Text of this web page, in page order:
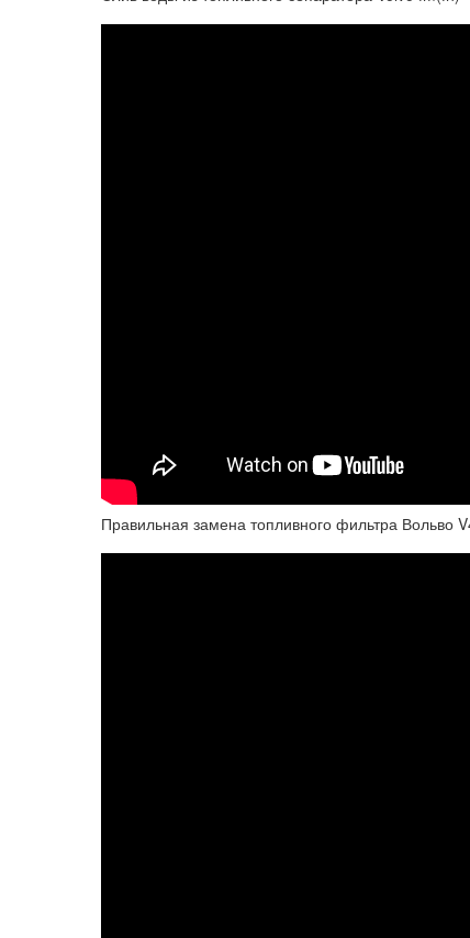
Правильная замена топливного фильтра Вольво